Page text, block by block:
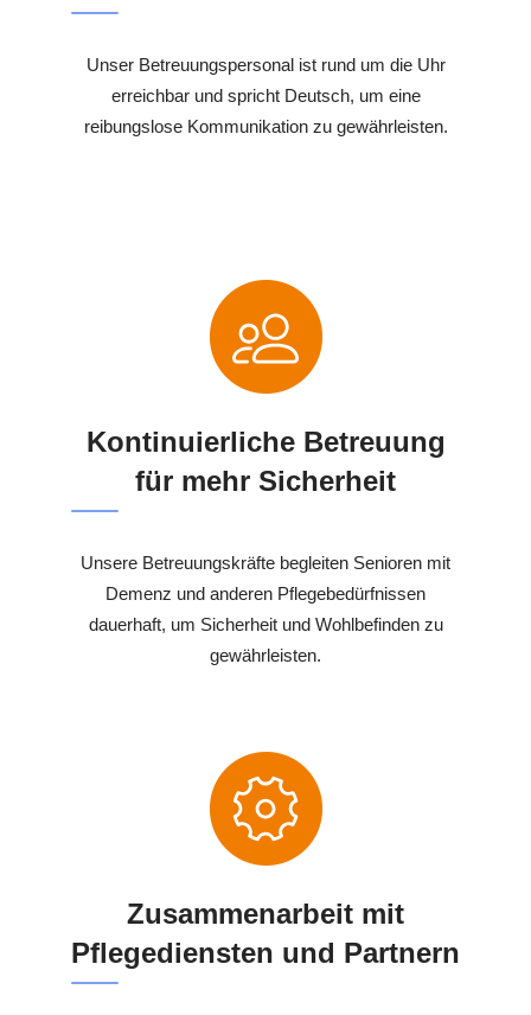
Unser Betreuungspersonal ist rund um die Uhr
erreichbar und spricht Deutsch, um eine
reibungslose Kommunikation zu gewährleisten.
Kontinuierliche Betreuung
für mehr Sicherheit
Unsere Betreuungskräfte begleiten Senioren mit
Demenz und anderen Pflegebedürfnissen
dauerhaft, um Sicherheit und Wohlbefinden zu
gewährleisten.
Zusammenarbeit mit
Pflegediensten und Partnern